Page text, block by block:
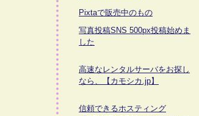
Pixtaで販売中のもの
写真投稿SNS 500px投稿始めま
した
高速なレンタルサーバをお探し
なら、【カモシカ.jp】
信頼できるホスティング